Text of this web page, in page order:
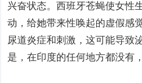
兴奋状态。西班牙苍蝇使女性
动，给她带来性唤起的虚假感
尿道炎症和刺激，这可能导致
是，在印度的任何地方都没有